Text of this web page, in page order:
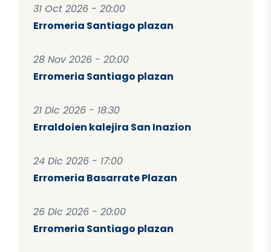
31 Oct 2026 - 20:00
Erromeria Santiago plazan
28 Nov 2026 - 20:00
Erromeria Santiago plazan
21 Dic 2026 - 18:30
Erraldoien kalejira San Inazion
24 Dic 2026 - 17:00
Erromeria Basarrate Plazan
26 Dic 2026 - 20:00
Erromeria Santiago plazan